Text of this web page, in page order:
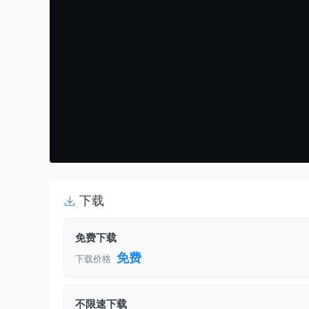
下载
免费下载
下载价格 免费
不限速下载